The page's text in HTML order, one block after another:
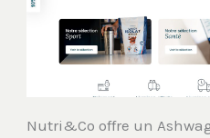
Nutri&Co offre un